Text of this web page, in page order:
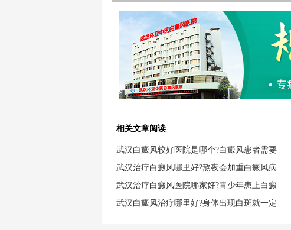
相关文章阅读
武汉白癜风较好医院是哪个?白癜风患者需要
武汉治疗白癜风哪里好?熬夜会加重白癜风病
武汉治疗白癜风医院哪家好?青少年患上白癜
武汉白癜风治疗哪里好?身体出现白斑就一定